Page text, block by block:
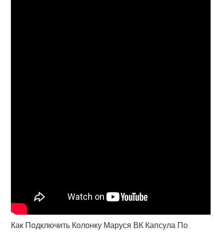
Как Подключить Колонку Маруся ВК Капсула По